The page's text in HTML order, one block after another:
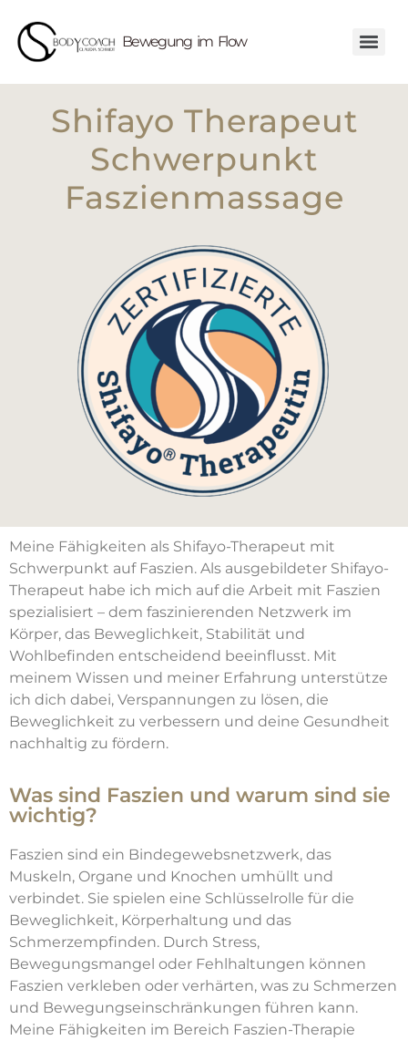
Bewegung im Flow
Shifayo Therapeut
Schwerpunkt
Faszienmassage
Meine Fähigkeiten als Shifayo-Therapeut mit
Schwerpunkt auf Faszien. Als ausgebildeter Shifayo-
Therapeut habe ich mich auf die Arbeit mit Faszien
spezialisiert – dem faszinierenden Netzwerk im
Körper, das Beweglichkeit, Stabilität und
Wohlbefinden entscheidend beeinflusst. Mit
meinem Wissen und meiner Erfahrung unterstütze
ich dich dabei, Verspannungen zu lösen, die
Beweglichkeit zu verbessern und deine Gesundheit
nachhaltig zu fördern.
Was sind Faszien und warum sind sie
wichtig?
Faszien sind ein Bindegewebsnetzwerk, das
Muskeln, Organe und Knochen umhüllt und
verbindet. Sie spielen eine Schlüsselrolle für die
Beweglichkeit, Körperhaltung und das
Schmerzempfinden. Durch Stress,
Bewegungsmangel oder Fehlhaltungen können
Faszien verkleben oder verhärten, was zu Schmerzen
und Bewegungseinschränkungen führen kann.
Meine Fähigkeiten im Bereich Faszien-Therapie